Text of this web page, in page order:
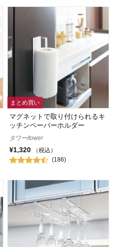
まとめ買い
マグネットで取り付けられるキ
ッチンペーパーホルダー
タワー/tower
¥1,320
（税込）
(186)